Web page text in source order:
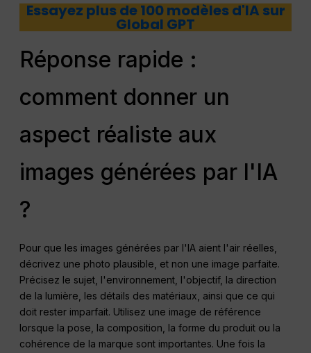
Essayez plus de 100 modèles d'IA sur
Global GPT
Réponse rapide :
comment donner un
aspect réaliste aux
images générées par l'IA
?
Pour que les images générées par l'IA aient l'air réelles,
décrivez une photo plausible, et non une image parfaite.
Précisez le sujet, l'environnement, l'objectif, la direction
de la lumière, les détails des matériaux, ainsi que ce qui
doit rester imparfait. Utilisez une image de référence
lorsque la pose, la composition, la forme du produit ou la
cohérence de la marque sont importantes. Une fois la